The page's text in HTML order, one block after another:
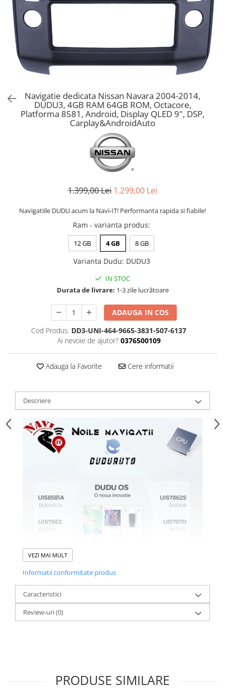
Navigatie dedicata Nissan Navara 2004-2014,
DUDU3, 4GB RAM 64GB ROM, Octacore,
Platforma 8581, Android, Display QLED 9", DSP,
Carplay&AndroidAuto
1.399,00 Lei 1.299,00 Lei
Navigatiile DUDU acum la Navi-IT! Performanta rapida si fiabile!
Ram - varianta produs:
12 GB 4 GB 8 GB
Varianta Dudu: DUDU3
IN STOC
Durata de livrare: 1-3 zile lucrătoare
ADAUGA IN COS
Cod Produs: DD3-UNI-464-9665-3831-507-6137
Ai nevoie de ajutor? 0376500109
Adauga la Favorite Cere informatii
Descriere
VEZI MAI MULT
Informatii conformitate produs
Caracteristici
Review-uri(0)
PRODUSE SIMILARE